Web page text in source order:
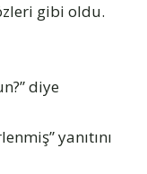
gibi oldu.
diye
yanıtını